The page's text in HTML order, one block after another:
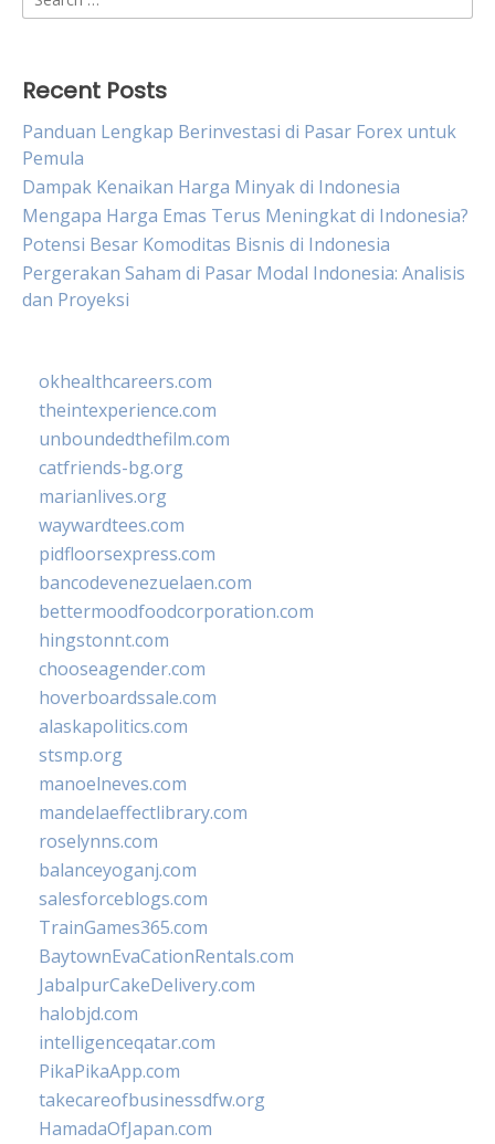
for:
Recent Posts
Panduan Lengkap Berinvestasi di Pasar Forex untuk
Pemula
Dampak Kenaikan Harga Minyak di Indonesia
Mengapa Harga Emas Terus Meningkat di Indonesia?
Potensi Besar Komoditas Bisnis di Indonesia
Pergerakan Saham di Pasar Modal Indonesia: Analisis
dan Proyeksi
okhealthcareers.com
theintexperience.com
unboundedthefilm.com
catfriends-bg.org
marianlives.org
waywardtees.com
pidfloorsexpress.com
bancodevenezuelaen.com
bettermoodfoodcorporation.com
hingstonnt.com
chooseagender.com
hoverboardssale.com
alaskapolitics.com
stsmp.org
manoelneves.com
mandelaeffectlibrary.com
roselynns.com
balanceyoganj.com
salesforceblogs.com
TrainGames365.com
BaytownEvaCationRentals.com
JabalpurCakeDelivery.com
halobjd.com
intelligenceqatar.com
PikaPikaApp.com
takecareofbusinessdfw.org
HamadaOfJapan.com